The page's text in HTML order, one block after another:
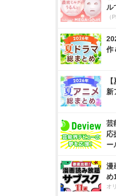
ル
（
作
新
芸
応
ー
漫
め
オ